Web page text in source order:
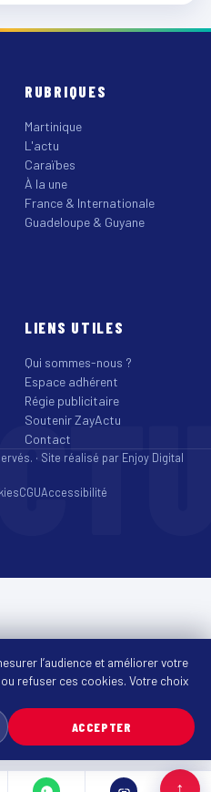
RUBRIQUES
Martinique
L'actu
Caraïbes
À la une
France & Internationale
Guadeloupe & Guyane
LIENS UTILES
Qui sommes-nous ?
Espace adhérent
Régie publicitaire
Soutenir ZayActu
Contact
· Site réalisé par Enjoy Digital
CGUAccessibilité
l’audience et améliorer votre
refuser ces cookies. Votre choix
ACCEPTER